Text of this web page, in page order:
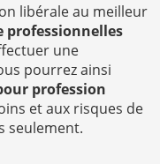
libérale au meilleur
professionnelles
une
pourrez ainsi
profession
et aux risques de
seulement.